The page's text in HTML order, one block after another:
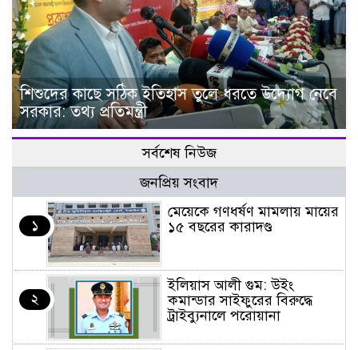
শিশুদের কাছে সঠিক ইতিহাস তুলে ধরতে উদ্যোগ নেবে
সরকার: তথ্য প্রতিমন্ত্রী
সর্বশেষ নিউজ
জনপ্রিয় সংবাদ
১
মেয়েকে গণধর্ষণ মামলায় মায়ের
১৫ বছরের কারাদণ্ড
২
ইলিয়াস আলী গুম: উইং
কমান্ডার সাইফুরের বিরুদ্ধে
ট্রাইব্যুনালে পরোয়ানা